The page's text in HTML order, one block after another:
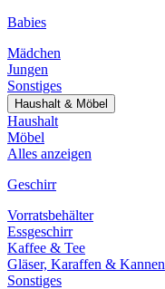
Babies
Mädchen
Jungen
Sonstiges
Haushalt & Möbel
Haushalt
Möbel
Alles anzeigen
Geschirr
Vorratsbehälter
Essgeschirr
Kaffee & Tee
Gläser, Karaffen & Kannen
Sonstiges